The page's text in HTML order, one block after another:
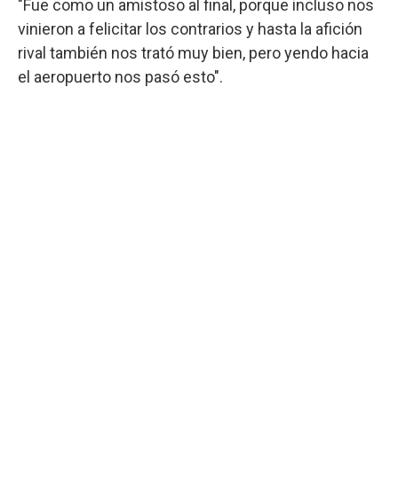
"Fue como un amistoso al final, porque incluso nos
vinieron a felicitar los contrarios y hasta la afición
rival también nos trató muy bien, pero yendo hacia
el aeropuerto nos pasó esto".